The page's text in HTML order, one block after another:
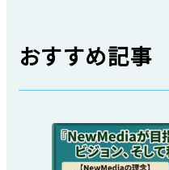
おすすめ記事